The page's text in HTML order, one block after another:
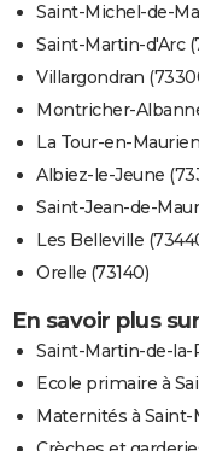
Saint-Michel-de-
Saint-Martin-d'Arc
Villargondran
Montricher-
La Tour-en-
Albiez-le-Jeune
Saint-Jean-de-
Les Belleville
Orelle (73140)
En savoir plus
Saint-Martin-de-la-
Ecole primaire à
Maternités à